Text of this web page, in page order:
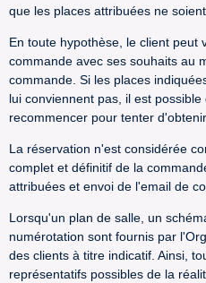
que les places attribuées ne
En toute hypothèse, le client peut
commande avec ses souhaits au
commande. Si les places
lui conviennent pas, il est
recommencer pour tenter
La réservation n'est considérée
complet et définitif de la
attribuées et envoi de l'email de
Lorsqu'un plan de salle, un
numérotation sont fournis par
des clients à titre indicatif. Ainsi,
représentatifs possibles de la